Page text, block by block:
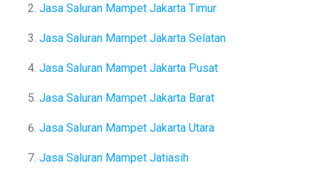
Jasa Saluran Mampet Jakarta Timur
Jasa Saluran Mampet Jakarta Selatan
Jasa Saluran Mampet Jakarta Pusat
Jasa Saluran Mampet Jakarta Barat
Jasa Saluran Mampet Jakarta Utara
Jasa Saluran Mampet Jatiasih